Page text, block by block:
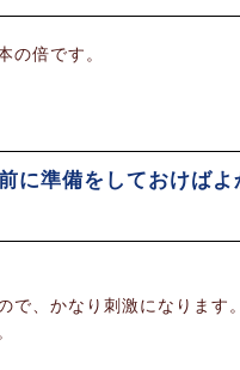
の倍です。
に準備をしておけばよ
で、かなり刺激になります